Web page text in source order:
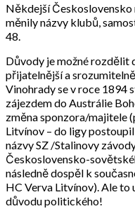
Někdejší Československo
měnily názvy klubů,
48.
Důvody je možné rozdělit
přijatelnější a
Vinohrady se v roce 1894
zájezdem do Austrálie
změna sponzora/majitele
Litvínov – do ligy
názvy SZ /Stalinovy
Československo-
následně dospěl k
HC Verva Litvínov). Ale to
důvodu politického!